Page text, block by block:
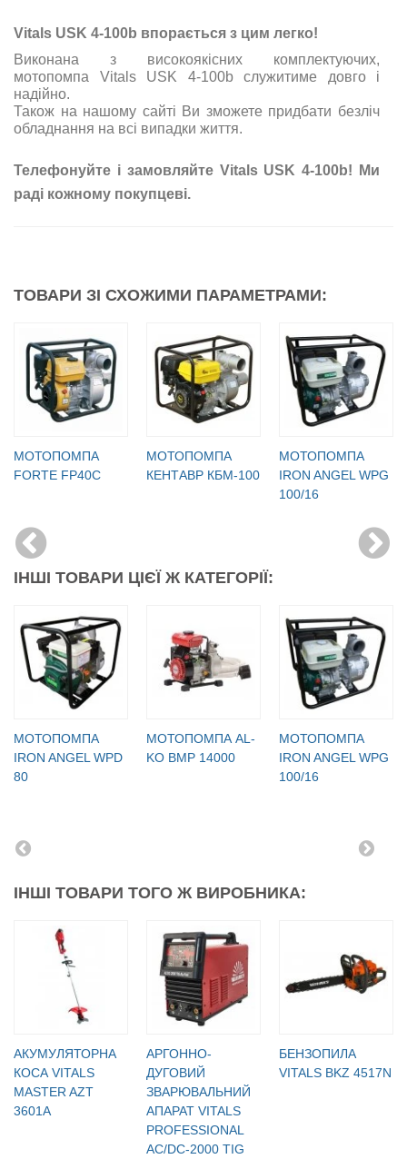
Vitals USK 4-100b впорається з цим легко!
Виконана з високоякісних комплектуючих,
мотопомпа Vitals USK 4-100b служитиме довго і
надійно.
Також на нашому сайті Ви зможете придбати безліч
обладнання на всі випадки життя.
Телефонуйте і замовляйте Vitals USK 4-100b! Ми
раді кожному покупцеві.
ТОВАРИ ЗІ СХОЖИМИ ПАРАМЕТРАМИ:
МОТОПОМПА
FORTE FP40C
МОТОПОМПА
КЕНТАВР КБМ-100
МОТОПОМПА
IRON ANGEL WPG
100/16
ІНШІ ТОВАРИ ЦІЄЇ Ж КАТЕГОРІЇ:
МОТОПОМПА
IRON ANGEL WPD
80
МОТОПОМПА AL-
KO BMP 14000
МОТОПОМПА
IRON ANGEL WPG
100/16
ІНШІ ТОВАРИ ТОГО Ж ВИРОБНИКА:
АКУМУЛЯТОРНА
КОСА VITALS
MASTER AZT
3601A
АРГОННО-
ДУГОВИЙ
ЗВАРЮВАЛЬНИЙ
АПАРАТ VITALS
PROFESSIONAL
AC/DC-2000 TIG
БЕНЗОПИЛА
VITALS BKZ 4517N